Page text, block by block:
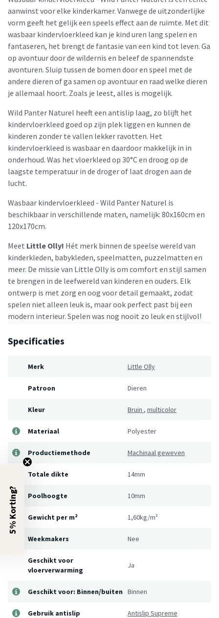
aanwinst voor elke kinderkamer. Vanwege de uitzonderlijke
vorm geeft het gelijk een speels effect aan de ruimte. Met dit
wasbaar kindervloerkleed kan je kind uren lang spelen en
fantaseren, het brengt de fantasie van een kind tot leven. Ga
op avontuur door de wildernis en beleef de spannendste
avonturen. Sluip tussen de bomen door en speel met de
andere dieren of ga samen op avontuur en raad welke dieren
je allemaal hoort. Zoals je leest, alles is mogelijk.
Wild Panter Naturel heeft een antislip laag, zo blijft het
kindervloerkleed goed op zijn plek liggen en kunnen de
kinderen zonder te vallen lekker ravotten. Het
kindervloerkleed is wasbaar en daardoor makkelijk in in
onderhoud. Was het vloerkleed op 30°C en droog op de
laagste temperatuur in de droger of laat drogen aan de
lucht.
Wasbaar kindervloerkleed - Wild Panter Naturel is
beschikbaar in verschillende maten, namelijk: 80x160cm en
120x170cm.
Meet Little Olly! Hét merk binnen de speelse wereld van
kinderkleden, babykleden, speelmatten, puzzelmatten en
meer. De missie van Little Olly is om comfort en stijl samen
te brengen in de leefwereld van kinderen en ouders. Elk
ontwerp is met zorg en oog voor detail gemaakt, zodat
spelen niet alleen leuk is, maar ook perfect past bij een
modern interieur. Spelen was nog nooit zo leuk en stijlvol!
Specificaties
Merk Little Olly
Patroon Dieren
Kleur Bruin , multicolor
Materiaal Polyester
Productiemethode Machinaal geweven
Totale dikte 14mm
Poolhoogte 10mm
Gewicht per m² 1,60kg/m²
Weekmakers Nee
Geschikt voor
vloerverwarming
Ja
Geschikt voor: Binnen/buiten Binnen
Gebruik antislip Antislip Supreme
5% Korting?